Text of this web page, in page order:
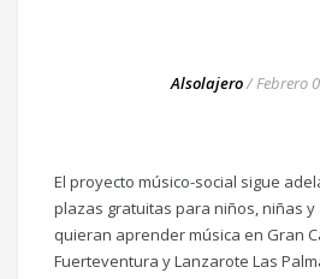
Alsolajero/Febrero
El proyecto músico-social sigue
plazas gratuitas para niños, niñas
quieran aprender música en Gran
Fuerteventura y Lanzarote Las